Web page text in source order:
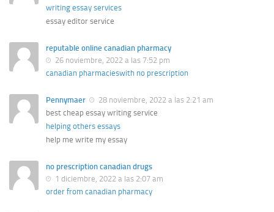
writing essay services
essay editor service
reputable online canadian pharmacy
26 noviembre, 2022 a las 7:52 pm
canadian pharmacieswith no prescription
Pennymaer
28 noviembre, 2022 a las 2:21 am
best cheap essay writing service
helping others essays
help me write my essay
no prescription canadian drugs
1 diciembre, 2022 a las 2:07 am
order from canadian pharmacy